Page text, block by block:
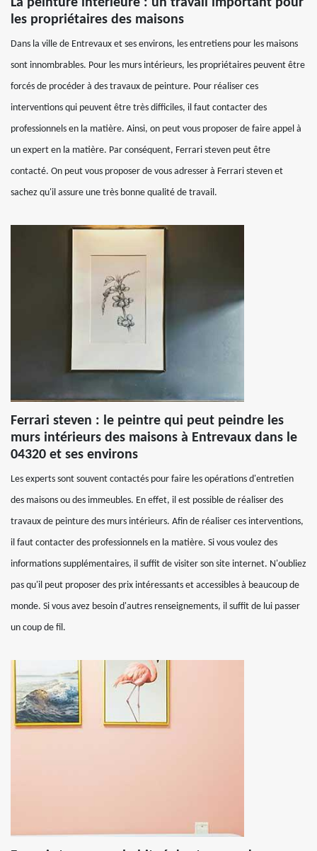
La peinture intérieure : un travail important pour
les propriétaires des maisons
Dans la ville de Entrevaux et ses environs, les entretiens pour les maisons
sont innombrables. Pour les murs intérieurs, les propriétaires peuvent être
forcés de procéder à des travaux de peinture. Pour réaliser ces
interventions qui peuvent être très difficiles, il faut contacter des
professionnels en la matière. Ainsi, on peut vous proposer de faire appel à
un expert en la matière. Par conséquent, Ferrari steven peut être
contacté. On peut vous proposer de vous adresser à Ferrari steven et
sachez qu'il assure une très bonne qualité de travail.
Ferrari steven : le peintre qui peut peindre les
murs intérieurs des maisons à Entrevaux dans le
04320 et ses environs
Les experts sont souvent contactés pour faire les opérations d'entretien
des maisons ou des immeubles. En effet, il est possible de réaliser des
travaux de peinture des murs intérieurs. Afin de réaliser ces interventions,
il faut contacter des professionnels en la matière. Si vous voulez des
informations supplémentaires, il suffit de visiter son site internet. N'oubliez
pas qu'il peut proposer des prix intéressants et accessibles à beaucoup de
monde. Si vous avez besoin d'autres renseignements, il suffit de lui passer
un coup de fil.